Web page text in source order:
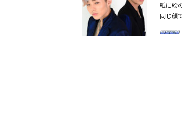
ピール
紙に絵
同じ顔
アルバ
人が
(ピ
O.Tは